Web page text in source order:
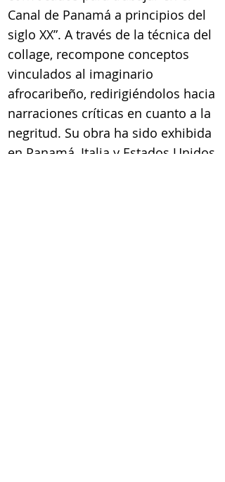
Canal de Panamá a principios del
siglo XX”. A través de la técnica del
collage, recompone conceptos
vinculados al imaginario
afrocaribeño, redirigiéndolos hacia
narraciones críticas en cuanto a la
negritud. Su obra ha sido exhibida
en Panamá, Italia y Estados Unidos